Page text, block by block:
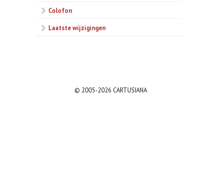
Colofon
Laatste wijzigingen
© 2005-2026 CARTUSIANA